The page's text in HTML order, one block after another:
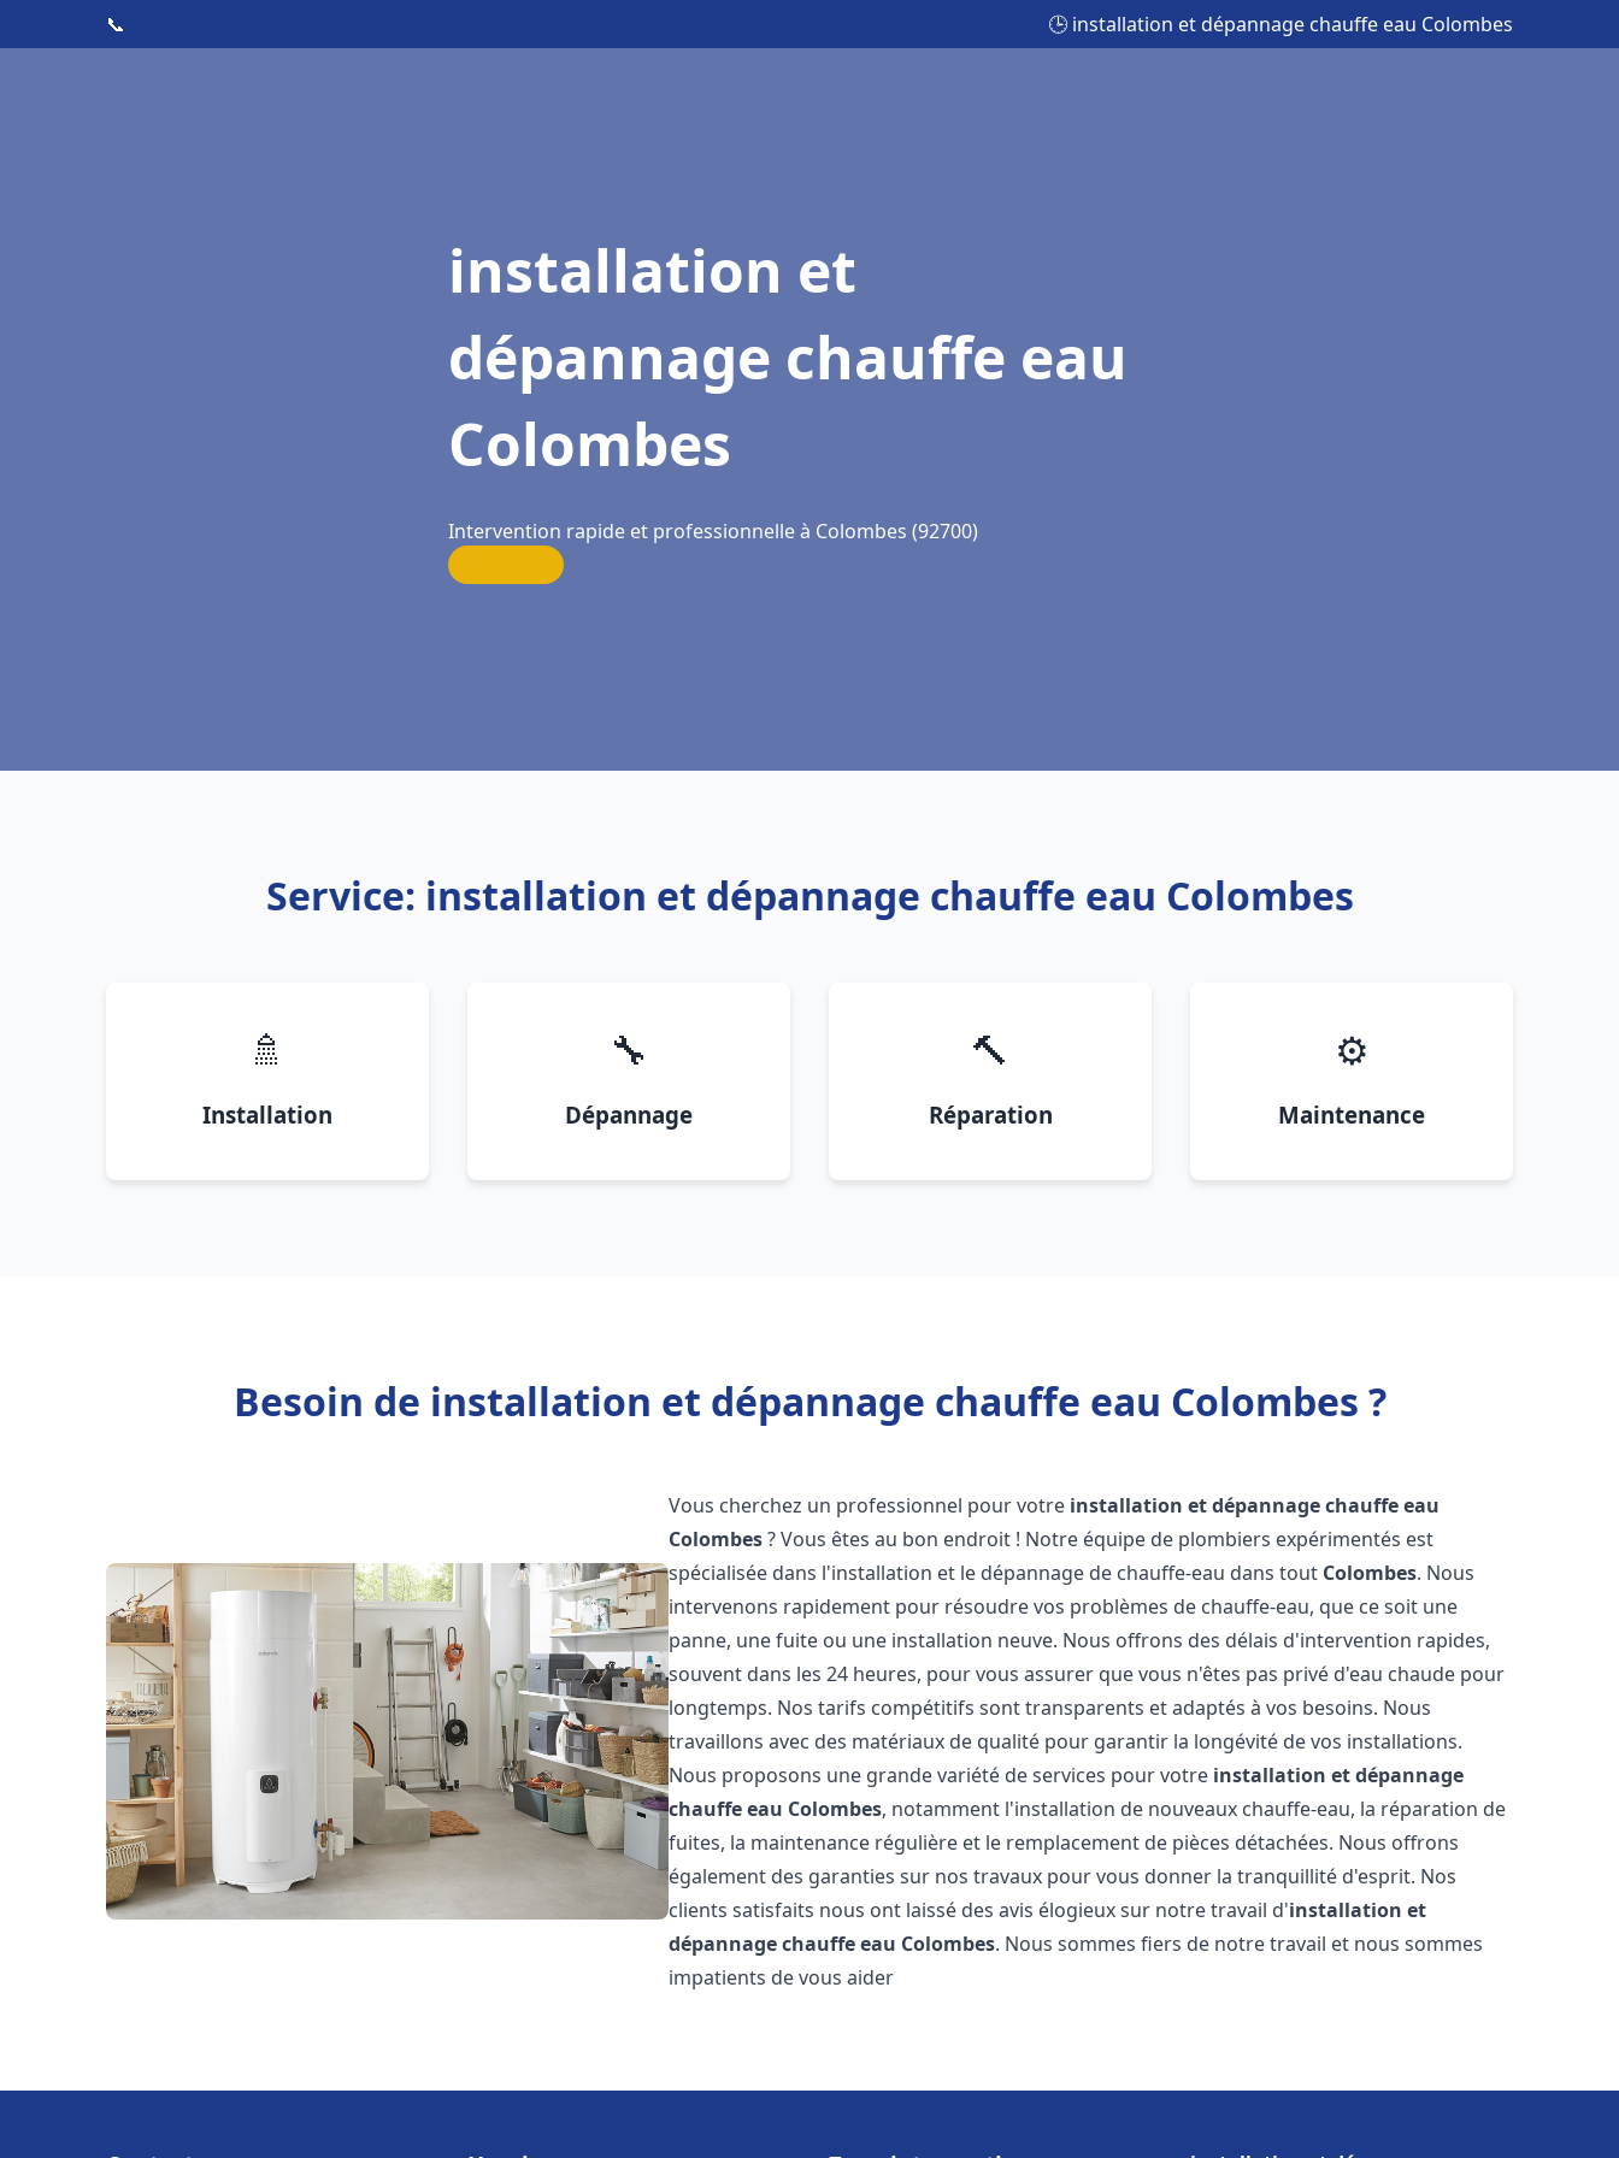
📞 🕒 installation et dépannage chauffe eau Colombes
installation et
dépannage chauffe eau
Colombes
Intervention rapide et professionnelle à Colombes (92700)
Service: installation et dépannage chauffe eau Colombes
🚿
Installation
🔧
Dépannage
🔨
Réparation
⚙️
Maintenance
Besoin de installation et dépannage chauffe eau Colombes ?
Vous cherchez un professionnel pour votre installation et dépannage chauffe eau
Colombes? Vous êtes au bon endroit ! Notre équipe de plombiers expérimentés est
spécialisée dans l'installation et le dépannage de chauffe-eau dans tout Colombes. Nous
intervenons rapidement pour résoudre vos problèmes de chauffe-eau, que ce soit une
panne, une fuite ou une installation neuve. Nous offrons des délais d'intervention rapides,
souvent dans les 24 heures, pour vous assurer que vous n'êtes pas privé d'eau chaude pour
longtemps. Nos tarifs compétitifs sont transparents et adaptés à vos besoins. Nous
travaillons avec des matériaux de qualité pour garantir la longévité de vos installations.
Nous proposons une grande variété de services pour votre installation et dépannage
chauffe eau Colombes, notamment l'installation de nouveaux chauffe-eau, la réparation de
fuites, la maintenance régulière et le remplacement de pièces détachées. Nous offrons
également des garanties sur nos travaux pour vous donner la tranquillité d'esprit. Nos
clients satisfaits nous ont laissé des avis élogieux sur notre travail d'installation et
dépannage chauffe eau Colombes. Nous sommes fiers de notre travail et nous sommes
impatients de vous aider